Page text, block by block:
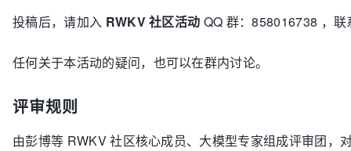
投稿后，请加入 RWKV 社区活动 QQ 群：858016738 ，
任何关于本活动的疑问，也可以在群内讨论。
评审规则
由彭博等 RWKV 社区核心成员、大模型专家组成评审团，